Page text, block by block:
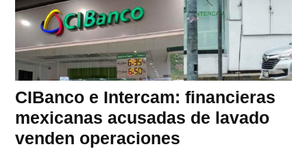
CIBanco e Intercam: financieras
mexicanas acusadas de lavado
venden operaciones